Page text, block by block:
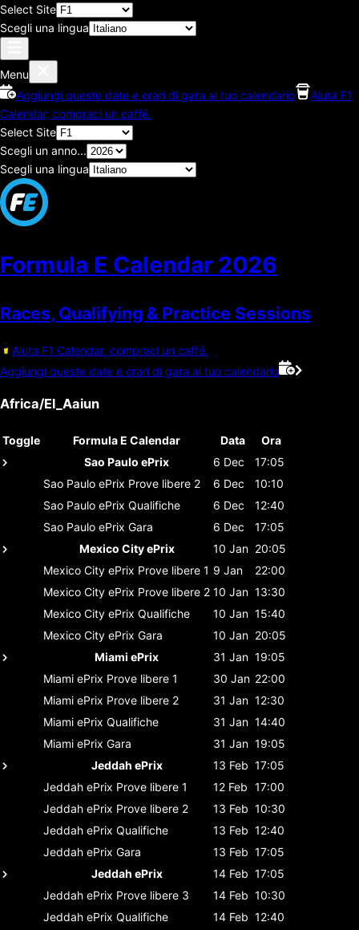
Select Site
Scegli una lingua
Menu
Aggiungi queste date e orari di gara al tuo calendario
Aiuta F1
Calendar, compraci un caffé.
Select Site
Scegli un anno...
Scegli una lingua
Formula E Calendar 2026
Races, Qualifying & Practice Sessions
Aiuta F1 Calendar, compraci un caffé.
Aggiungi queste date e orari di gara al tuo calendario
Africa/El_Aaiun
Toggle Formula E Calendar Data
Ora
Sao Paulo ePrix
6 Dec
17:05
Sao Paulo ePrix Prove libere 2 6 Dec
10:10
Sao Paulo ePrix Qualifiche 6 Dec
12:40
Sao Paulo ePrix Gara 6 Dec
17:05
Mexico City ePrix
10 Jan 20:05
Mexico City ePrix Prove libere 1 9 Jan
22:00
Mexico City ePrix Prove libere 2 10 Jan 13:30
Mexico City ePrix Qualifiche 10 Jan 15:40
Mexico City ePrix Gara 10 Jan 20:05
Miami ePrix
31 Jan 19:05
Miami ePrix Prove libere 1 30 Jan 22:00
Miami ePrix Prove libere 2 31 Jan 12:30
Miami ePrix Qualifiche 31 Jan 14:40
Miami ePrix Gara 31 Jan 19:05
Jeddah ePrix
13 Feb 17:05
Jeddah ePrix Prove libere 1 12 Feb 17:00
Jeddah ePrix Prove libere 2 13 Feb 10:30
Jeddah ePrix Qualifiche 13 Feb 12:40
Jeddah ePrix Gara 13 Feb 17:05
Jeddah ePrix
14 Feb 17:05
Jeddah ePrix Prove libere 3 14 Feb 10:30
Jeddah ePrix Qualifiche 14 Feb 12:40